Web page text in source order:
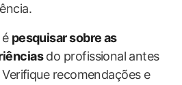
pesquisar sobre as⁤
do profissional ⁣antes
recomendações ‍e